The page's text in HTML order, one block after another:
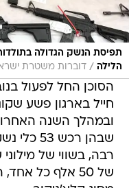
תפיסת הנשק הגדולה
הלילה / דוברות משטרת
חייל בארגון פשע
שבהן